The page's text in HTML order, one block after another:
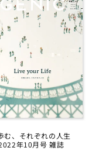
む、それぞれの人生
年10月号 雑誌